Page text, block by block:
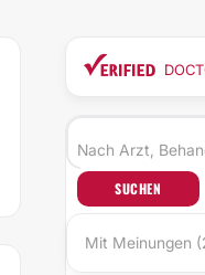
SUCHEN
Mit Meinungen